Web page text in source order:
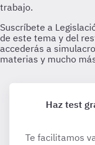
Haz test
Te facilitamos